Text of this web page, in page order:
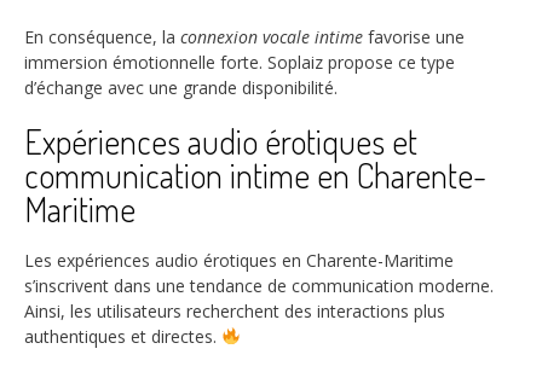
En conséquence, la connexion vocale intime favorise une
immersion émotionnelle forte. Soplaiz propose ce type
d’échange avec une grande disponibilité.
Expériences audio érotiques et
communication intime en Charente-
Maritime
Les expériences audio érotiques en Charente-Maritime
s’inscrivent dans une tendance de communication moderne.
Ainsi, les utilisateurs recherchent des interactions plus
authentiques et directes.